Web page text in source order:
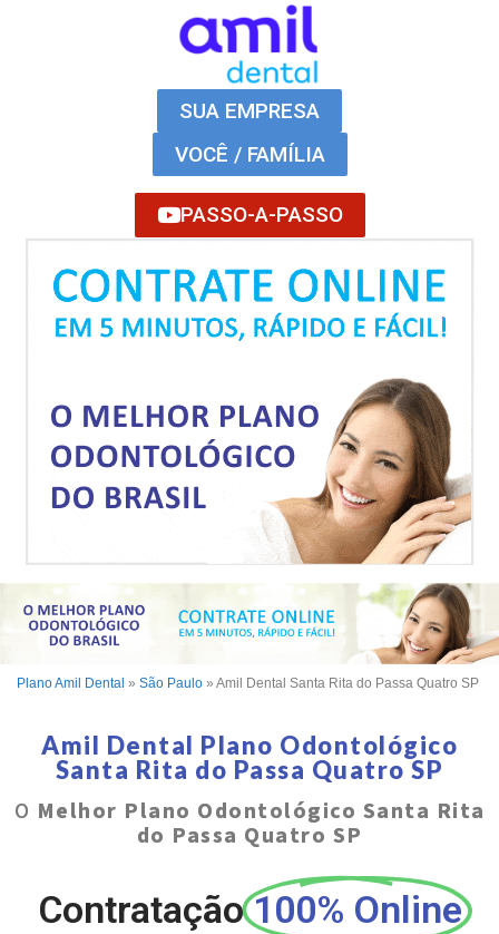
SUA EMPRESA
VOCÊ / FAMÍLIA
PASSO-A-PASSO
Plano Amil Dental » São Paulo » Amil Dental Santa Rita do Passa Quatro SP
Amil Dental Plano Odontológico
Santa Rita do Passa Quatro SP
O Melhor Plano Odontológico Santa Rita
do Passa Quatro SP
Contratação 100% Online